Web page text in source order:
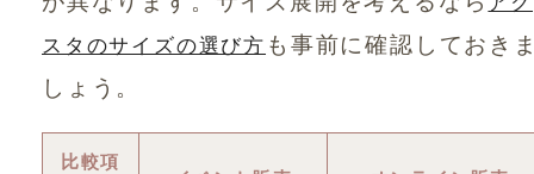
スタのサイズの選び方 も事前に確認しておき
しょう。
比較項